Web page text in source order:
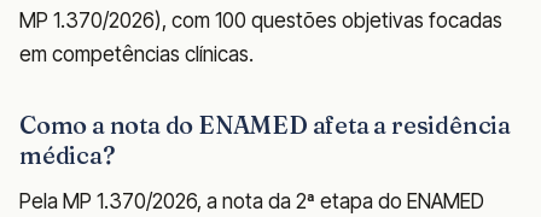
MP 1.370/2026), com 100 questões objetivas focadas
em competências clínicas.
Como a nota do ENAMED afeta a residência
médica?
Pela MP 1.370/2026, a nota da 2ª etapa do ENAMED